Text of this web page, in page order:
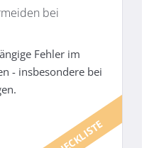
bei
Fehler im
- insbesondere bei